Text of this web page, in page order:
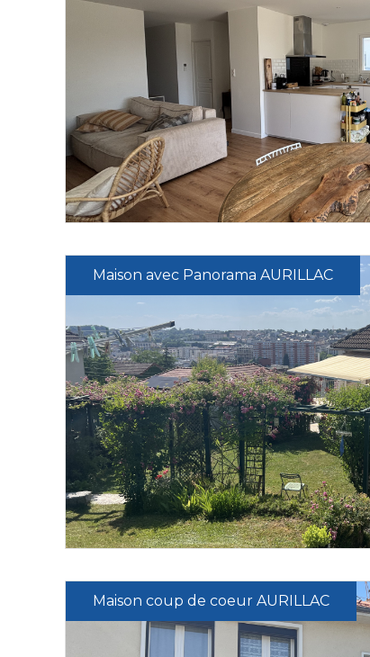
Maison avec Panorama AURILLAC
Maison coup de coeur AURILLAC